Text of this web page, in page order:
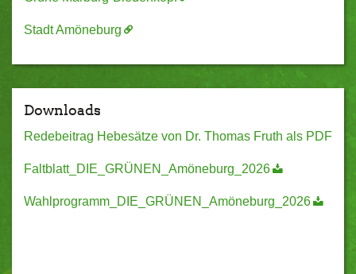
Stadt Amöneburg
Downloads
Redebeitrag Hebesätze von Dr. Thomas Fruth als PDF
Faltblatt_DIE_GRÜNEN_Amöneburg_2026
Wahlprogramm_DIE_GRÜNEN_Amöneburg_2026